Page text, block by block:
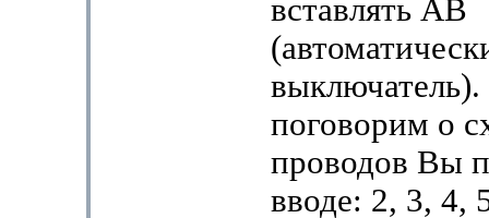
вставлять АВ
поговорим о
проводов Вы
вводе: 2, 3, 4,